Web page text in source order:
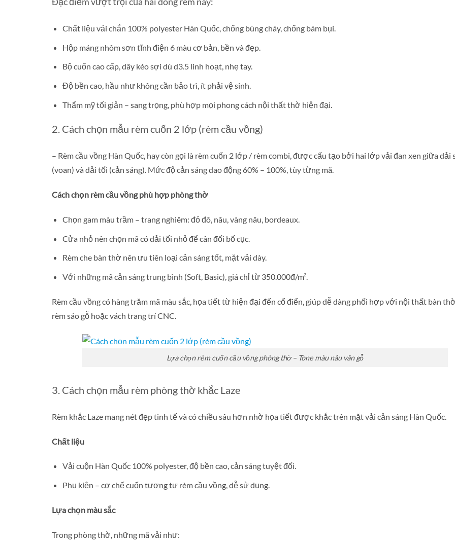
Chất liệu vải chắn 100% polyester Hàn Quốc, chống bùng cháy, chống bám bụi.
Hộp máng nhôm sơn tĩnh điện 6 màu cơ bản, bền và đẹp.
Bộ cuốn cao cấp, dây kéo sợi dù d3.5 linh hoạt, nhẹ tay.
Độ bền cao, hầu như không cần bảo trì, ít phải vệ sinh.
Thẩm mỹ tối giản – sang trọng, phù hợp mọi phong cách nội thất thờ hiện đại.
2. Cách chọn mẫu rèm cuốn 2 lớp (rèm cầu vồng)
– Rèm cầu vồng Hàn Quốc, hay còn gọi là rèm cuốn 2 lớp / rèm combi, được cấu tạo bởi hai lớp vải đan xen giữa dải
(voan) và dải tối (cản sáng). Mức độ cản sáng dao động 60% – 100%, tùy từng mã.
Cách chọn rèm cầu vồng phù hợp phòng thờ
Chọn gam màu trầm – trang nghiêm: đỏ đô, nâu, vàng nâu, bordeaux.
Cửa nhỏ nên chọn mã có dải tối nhỏ để cân đối bố cục.
Rèm che bàn thờ nên ưu tiên loại cản sáng tốt, mặt vải dày.
Với những mã cản sáng trung bình (Soft, Basic), giá chỉ từ 350.000đ/m².
Rèm cầu vồng có hàng trăm mã màu sắc, họa tiết từ hiện đại đến cổ điển, giúp dễ dàng phối hợp với nội thất bàn thờ
rèm sáo gỗ hoặc vách trang trí CNC.
Lựa chọn rèm cuốn cầu vồng phòng thờ – Tone màu nâu vân gỗ
3. Cách chọn mẫu rèm phòng thờ khắc Laze
Rèm khắc Laze mang nét đẹp tinh tế và có chiều sâu hơn nhờ họa tiết được khắc trên mặt vải cản sáng Hàn Quốc.
Chất liệu
Vải cuộn Hàn Quốc 100% polyester, độ bền cao, cản sáng tuyệt đối.
Phụ kiện – cơ chế cuốn tương tự rèm cầu vồng, dễ sử dụng.
Lựa chọn màu sắc
Trong phòng thờ, những mã vải như: